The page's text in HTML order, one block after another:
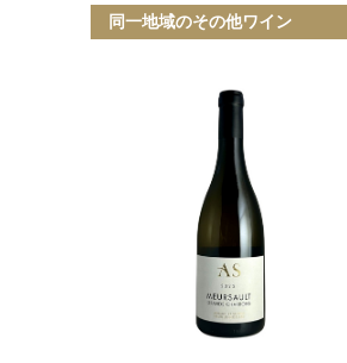
同一地域のその他ワイン